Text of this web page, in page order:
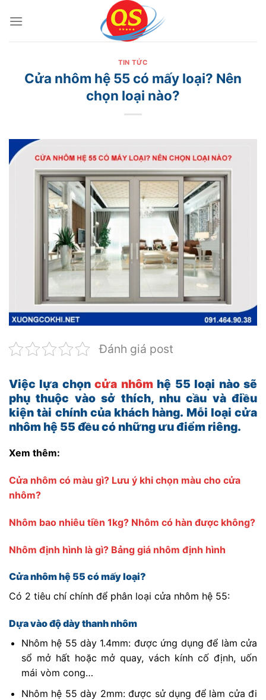
qua
TIN TỨC
Cửa nhôm hệ 55 có mấy loại? Nên
chọn loại nào?
Đánh giá post
Việc lựa chọncửa nhômhệ 55 loại nào sẽ
phụ thuộc vào sở thích, nhu cầu và điều
kiện tài chính của khách hàng. Mỗi loại cửa
nhôm hệ 55 đều có những ưu điểm riêng.
Xem thêm:
Cửa nhôm có màu gì? Lưu ý khi chọn màu cho cửa
nhôm?
Nhôm bao nhiêu tiền 1kg? Nhôm có hàn được không?
Nhôm định hình là gì? Bảng giá nhôm định hình
Cửa nhôm hệ 55 có mấy loại?
Có 2 tiêu chí chính để phân loại cửa nhôm hệ 55:
Dựa vào độ dày thanh nhôm
Nhôm hệ 55 dày 1.4mm: được ứng dụng để làm cửa
sổ mở hất hoặc mở quay, vách kính cố định, uốn
mái vòm cong…
Nhôm hệ 55 dày 2mm: được sử dụng để làm cửa đi